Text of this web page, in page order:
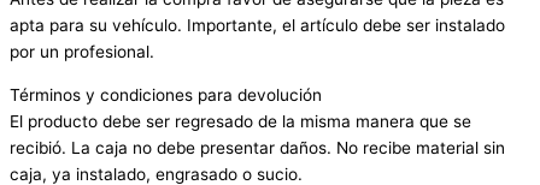
apta para su vehículo. Importante, el artículo debe ser instalado
por un profesional.
Términos y condiciones para devolución
El producto debe ser regresado de la misma manera que se
recibió. La caja no debe presentar daños. No recibe material sin
caja, ya instalado, engrasado o sucio.